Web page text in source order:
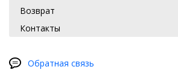
Возврат
Контакты
Обратная связь